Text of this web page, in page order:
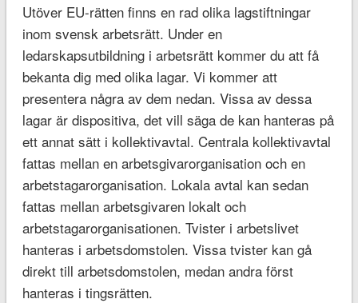
Utöver EU-rätten finns en rad olika lagstiftningar
inom svensk arbetsrätt. Under en
ledarskapsutbildning i arbetsrätt kommer du att få
bekanta dig med olika lagar. Vi kommer att
presentera några av dem nedan. Vissa av dessa
lagar är dispositiva, det vill säga de kan hanteras på
ett annat sätt i kollektivavtal. Centrala kollektivavtal
fattas mellan en arbetsgivarorganisation och en
arbetstagarorganisation. Lokala avtal kan sedan
fattas mellan arbetsgivaren lokalt och
arbetstagarorganisationen. Tvister i arbetslivet
hanteras i arbetsdomstolen. Vissa tvister kan gå
direkt till arbetsdomstolen, medan andra först
hanteras i tingsrätten.